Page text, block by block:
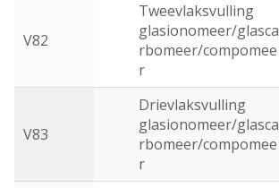
V82
Tweevlaksvulling
glasionomeer/glasca
rbomeer/compomee
r
V83
Drievlaksvulling
glasionomeer/glasca
rbomeer/compomee
r